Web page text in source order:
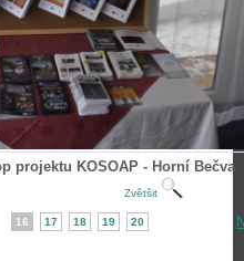
projektu KOSOAP - Horní Bečva
Zvětšit
16 17 18 19 20